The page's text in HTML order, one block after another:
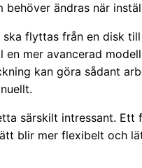
ändras när
flyttas från en disk
mer avancerad
kan göra sådant
särskilt intressant. Ett
blir mer flexibelt och